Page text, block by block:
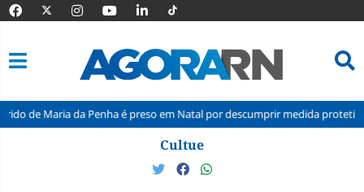
da Penha é preso em Natal por descumprir medida protetiva
Cultue